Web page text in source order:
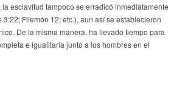
esclavitud tampoco se erradicó inmediatamente
Filemón 12; etc.), aun así se establecieron
De la misma manera, ha llevado tiempo para
e igualitaria junto a los hombres en el